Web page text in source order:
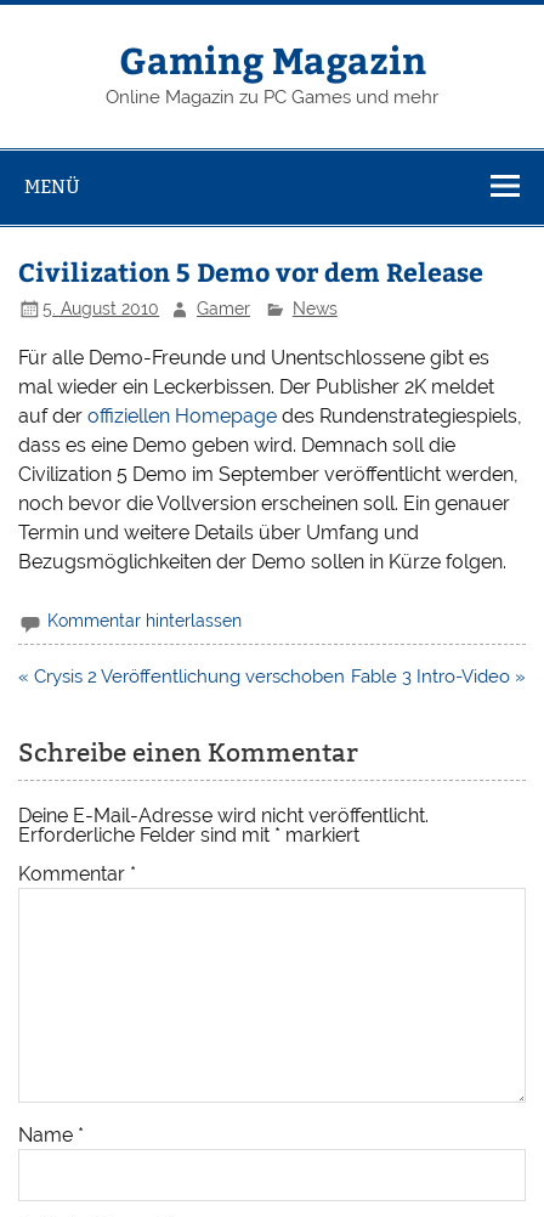
Zum
Gaming Magazin
Online Magazin zu PC Games und mehr
MENÜ
Civilization 5 Demo vor dem Release
5. August 2010 Gamer News
Für alle Demo-Freunde und Unentschlossene gibt es
mal wieder ein Leckerbissen. Der Publisher 2K meldet
auf deroffiziellen Homepage des Rundenstrategiespiels,
dass es eine Demo geben wird. Demnach soll die
Civilization 5 Demo im September veröffentlicht werden,
noch bevor die Vollversion erscheinen soll. Ein genauer
Termin und weitere Details über Umfang und
Bezugsmöglichkeiten der Demo sollen in Kürze folgen.
Kommentar hinterlassen
Beitragsnavigation
« Crysis 2 Veröffentlichung verschoben Fable 3 Intro-Video »
Schreibe einen Kommentar
Deine E-Mail-Adresse wird nicht veröffentlicht.
Erforderliche Felder sind mit * markiert
Kommentar *
Name *